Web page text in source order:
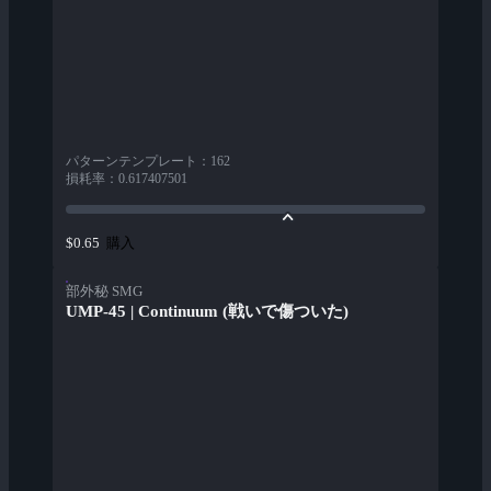
パターンテンプレート ： 162
損耗率 ： 0.617407501
$0.65 購入
部外秘 SMG
UMP-45 | Continuum (戦いで傷ついた)